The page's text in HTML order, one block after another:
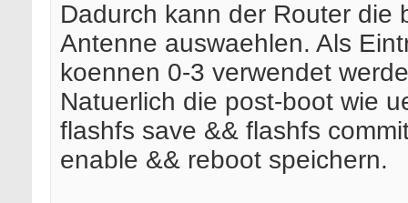
Dadurch kann der Router die
Antenne auswaehlen. Als
koennen 0-3 verwendet
Natuerlich die post-boot wie
flashfs save && flashfs
enable && reboot speichern.